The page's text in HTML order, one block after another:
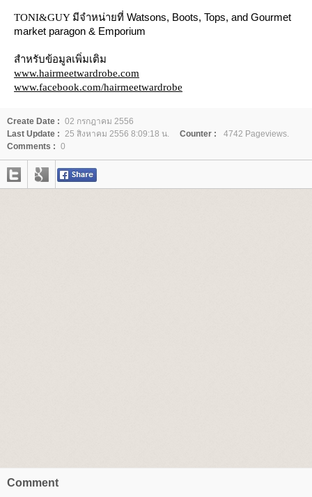
TONI&GUY มีจำหน่ายที่ Watsons, Boots, Tops, and Gourmet
market paragon & Emporium
สำหรับข้อมูลเพิ่มเติม
www.hairmeetwardrobe.com
www.facebook.com/hairmeetwardrobe
Create Date : 02 กรกฎาคม 2556
Last Update :
25 สิงหาคม 2556 8:09:18 น. Counter :
4742 Pageviews.
Comments : 0
Comment